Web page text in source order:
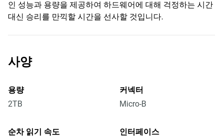
인 성능과 용량을 제공하여 하드웨어에 대해 걱정하는 시간
대신 승리를 만끽할 시간을 선사할 것입니다.
사양
용량
2TB
커넥터
Micro-B
순차 읽기 속도
인터페이스